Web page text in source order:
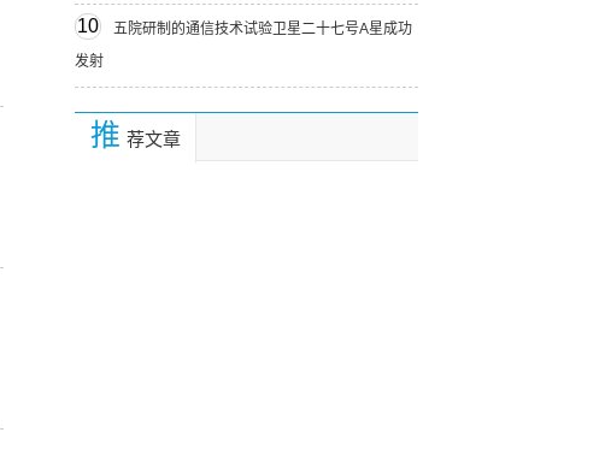
10
五院研制的通信技术试验卫星二十七号A星成功
发射
推 荐文章